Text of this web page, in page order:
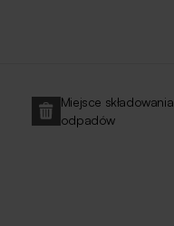
Miejsce składowania
odpadów